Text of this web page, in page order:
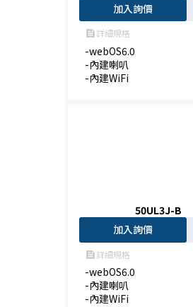
加入詢價
feed詳細規格
-webOS6.0
-內建喇叭
-內建WiFi
50UL3J-B
加入詢價
feed詳細規格
-webOS6.0
-內建喇叭
-內建WiFi